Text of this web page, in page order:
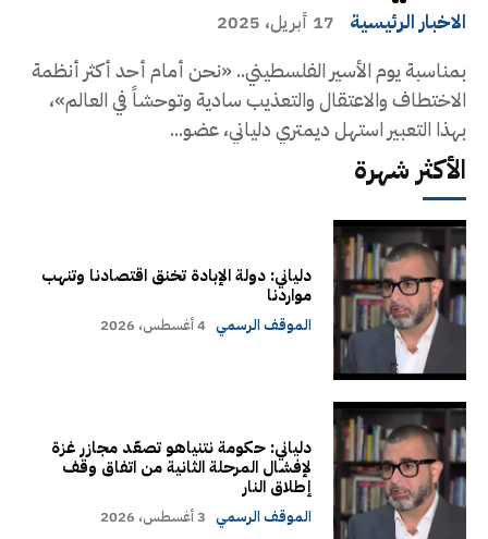
الاخبار الرئيسية 17 أبريل، 2025
بمناسبة يوم الأسير الفلسطيني.. «نحن أمام أحد أكثر أنظمة
الاختطاف والاعتقال والتعذيب سادية وتوحشاً في العالم»،
بهذا التعبير استهل ديمتري دلياني، عضو...
الأكثر شهرة
دلياني: دولة الإبادة تخنق اقتصادنا وتنهب
مواردنا
الموقف الرسمي 4 أغسطس، 2026
دلياني: حكومة نتنياهو تصعّد مجازر غزة
لإفشال المرحلة الثانية من اتفاق وقف
إطلاق النار
الموقف الرسمي 3 أغسطس، 2026